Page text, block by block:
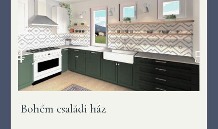
Bohém családi ház